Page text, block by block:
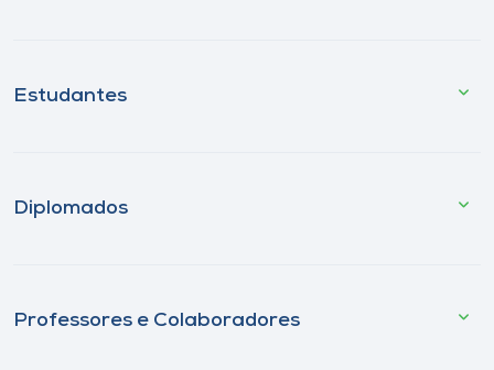
Estudantes
Diplomados
Professores e Colaboradores